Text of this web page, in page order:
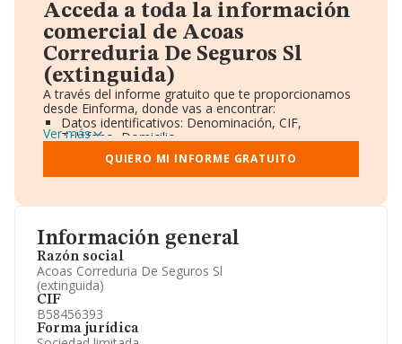
Información general
Razón social
Acoas Correduria De Seguros Sl
(extinguida)
CIF
B58456393
Forma jurídica
Acceda a toda la información
comercial de Acoas
Correduria De Seguros Sl
(extinguida)
A través del informe gratuito que te proporcionamos
desde Einforma, donde vas a encontrar:
Datos identificativos: Denominación, CIF,
Teléfono, Domicilio.
Informe Mercantil Completo (BORME).
Gráficos de Evolución Ventas y Empleados.
Consejo de Administración y Administradores.
Accionistas.
Artículos de prensa publicados sobre la empresa.
Información oficial y registral complementaria.
Ver más
QUIERO MI INFORME GRATUITO